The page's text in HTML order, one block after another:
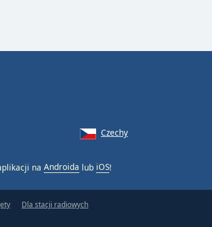
Czechy
na Androida lub iOS!
Dla stacji radiowych